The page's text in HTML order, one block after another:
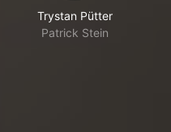
Trystan Pütter
Patrick Stein